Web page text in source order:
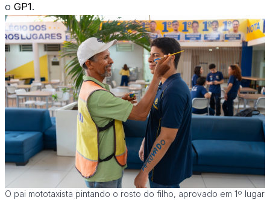
o GP1.
O pai mototaxista pintando o rosto do filho, aprovado em 1º lugar